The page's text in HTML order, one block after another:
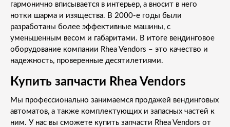
гармонично вписывается в интерьер, а вносит в него
нотки шарма и изящества. В 2000-е годы были
разработаны более эффективные машины, с
уменьшенным весом и габаритами. В итоге вендинговое
оборудование компании Rhea Vendors – это качество и
надежность, проверенные десятилетиями.
Купить запчасти Rhea Vendors
Мы профессионально занимаемся продажей вендинговых
автоматов, а также комплектующих и запасных частей к
ним. У нас вы сможете купить запчасти Rhea Vendors от